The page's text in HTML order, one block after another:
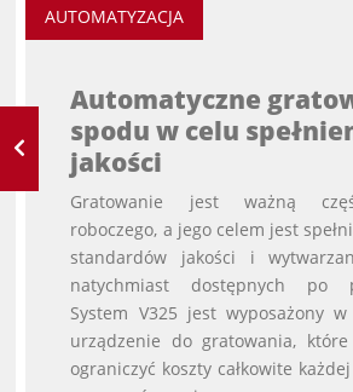
AUTOMATYZACJA
Automatyczne
spodu w celu
jakości
Gratowanie jest ważną
roboczego, a jego celem jest
standardów jakości i
natychmiast dostępnych po
System V325 jest wyposażony
urządzenie do gratowania,
ograniczyć koszty całkowite